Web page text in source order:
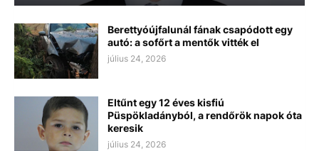
Berettyóújfalunál fának csapódott egy
autó: a sofőrt a mentők vitték el
július 24, 2026
Eltűnt egy 12 éves kisfiú
Püspökladányból, a rendőrök napok óta
keresik
július 24, 2026